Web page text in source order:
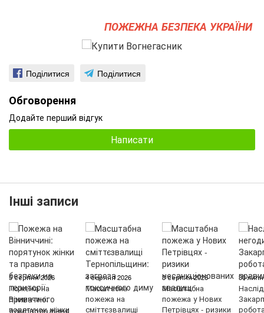
ПОЖЕЖНА БЕЗПЕКА УКРАЇНИ
Поділитися Поділитися
Обговорення
Додайте перший відгук
Написати
Інші записи
5 серпня 2026
Пожежа на
Вінниччині:
порятунок жінки
4 серпня 2026
Масштабна
пожежа на
сміттєзвалищі
3 серпня 2026
Масштабна
пожежа у Нових
Петрівцях - ризики
30